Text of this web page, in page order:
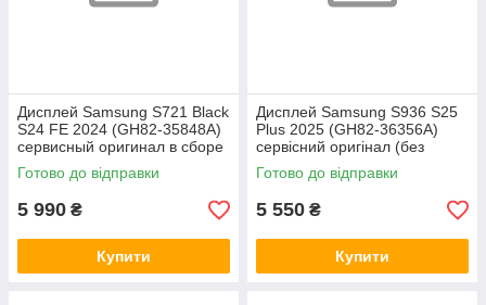
Дисплей Samsung S721 Black
S24 FE 2024 (GH82-35848A)
сервисный оригинал в сборе
с рамкой
Готово до відправки
5 990 ₴
Купити
Дисплей Samsung S936 S25
Plus 2025 (GH82-36356A)
сервісний оригінал (без
рамки)
Готово до відправки
5 550 ₴
Купити